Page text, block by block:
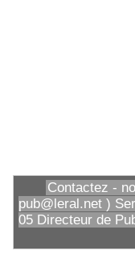
Contactez -
pub@leral.net )
05 Directeur de